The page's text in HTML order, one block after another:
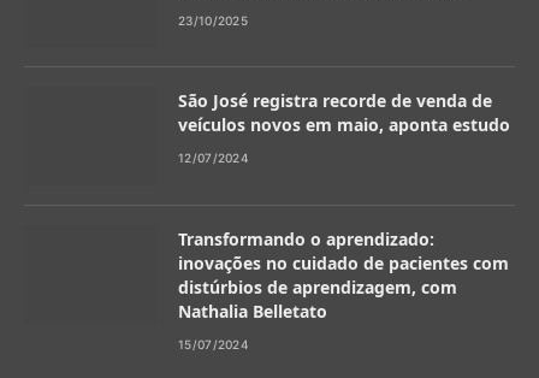
23/10/2025
São José registra recorde de venda de
veículos novos em maio, aponta estudo
12/07/2024
Transformando o aprendizado:
inovações no cuidado de pacientes com
distúrbios de aprendizagem, com
Nathalia Belletato
15/07/2024